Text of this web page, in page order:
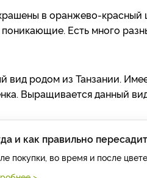
в оранжево-красный
Есть много
вид родом из Танзании.
Выращивается данный
и как правильно
покупки, во время и после